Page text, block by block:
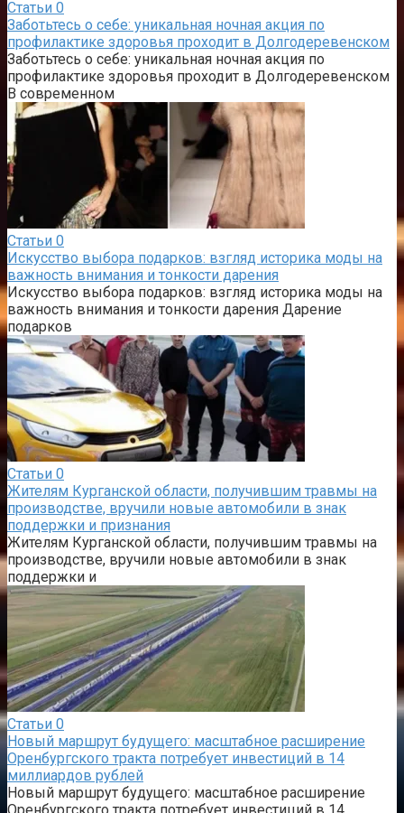
Статьи 0
Заботьтесь о себе: уникальная ночная акция по
профилактике здоровья проходит в Долгодеревенском
Заботьтесь о себе: уникальная ночная акция по
профилактике здоровья проходит в Долгодеревенском
В современном
Статьи 0
Искусство выбора подарков: взгляд историка моды на
важность внимания и тонкости дарения
Искусство выбора подарков: взгляд историка моды на
важность внимания и тонкости дарения Дарение
подарков
Статьи 0
Жителям Курганской области, получившим травмы на
производстве, вручили новые автомобили в знак
поддержки и признания
Жителям Курганской области, получившим травмы на
производстве, вручили новые автомобили в знак
поддержки и
Статьи 0
Новый маршрут будущего: масштабное расширение
Оренбургского тракта потребует инвестиций в 14
миллиардов рублей
Новый маршрут будущего: масштабное расширение